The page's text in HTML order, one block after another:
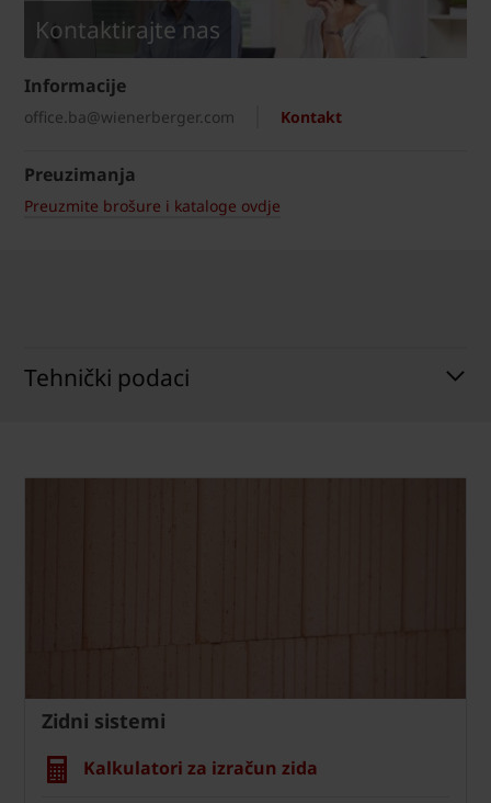
Kontaktirajte nas
Informacije
Kontakt
office.ba@wienerberger.com
Preuzimanja
Preuzmite brošure i kataloge ovdje
Tehnički podaci
Zidni sistemi
Kalkulatori za izračun zida